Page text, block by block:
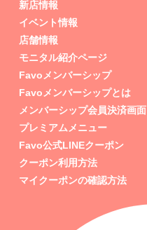
新店情報
イベント情報
店舗情報
モニタル紹介ページ
Favoメンバーシップ
Favoメンバーシップとは
メンバーシップ会員決済画面
プレミアムメニュー
Favo公式LINEクーポン
クーポン利用方法
マイクーポンの確認方法